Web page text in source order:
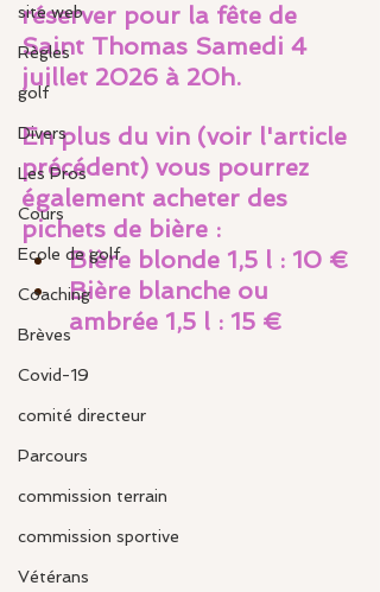
site web
Règles
golf
Divers
Les Pros
Cours
Ecole de golf
Coaching
Brèves
Covid-19
comité directeur
Parcours
commission terrain
commission sportive
Vétérans
réserver pour la fête de
Saint Thomas Samedi 4
juillet 2026 à 20h.
En plus du vin (voir l'article
précédent) vous pourrez
également acheter des
pichets de bière :
Bière blonde 1,5 l : 10 €
Bière blanche ou
ambrée 1,5 l : 15 €